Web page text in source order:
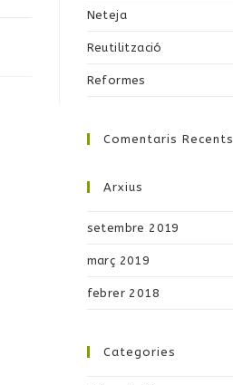
Neteja
Reutilització
Reformes
Comentaris Recents
Arxius
setembre 2019
març 2019
febrer 2018
Categories